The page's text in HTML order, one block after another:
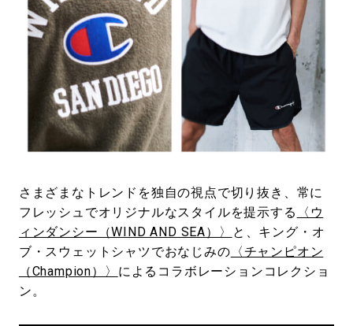
さまざまなトレンドを独自の視点で切り抜き、常に
フレッシュでオリジナルなスタイルを提示する
〈ウ
ィンダンシー（WIND AND SEA）〉
と、キング・オ
ブ・スウェットシャツでおなじみの 〈チャンピオン
（Champion）〉 によるコラボレーションコレクショ
ン。